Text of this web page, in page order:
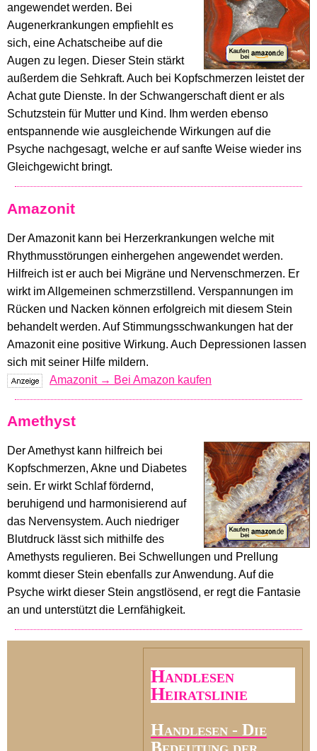
angewendet werden. Bei
Augenerkrankungen empfiehlt es
sich, eine Achatscheibe auf die
Augen zu legen. Dieser Stein stärkt
außerdem die Sehkraft. Auch bei Kopfschmerzen leistet der
Achat gute Dienste. In der Schwangerschaft dient er als
Schutzstein für Mutter und Kind. Ihm werden ebenso
entspannende wie ausgleichende Wirkungen auf die
Psyche nachgesagt, welche er auf sanfte Weise wieder ins
Gleichgewicht bringt.
Amazonit
Der Amazonit kann bei Herzerkrankungen welche mit
Rhythmusstörungen einhergehen angewendet werden.
Hilfreich ist er auch bei Migräne und Nervenschmerzen. Er
wirkt im Allgemeinen schmerzstillend. Verspannungen im
Rücken und Nacken können erfolgreich mit diesem Stein
behandelt werden. Auf Stimmungsschwankungen hat der
Amazonit eine positive Wirkung. Auch Depressionen lassen
sich mit seiner Hilfe mildern.
Amazonit → Bei Amazon kaufen
Amethyst
Der Amethyst kann hilfreich bei
Kopfschmerzen, Akne und Diabetes
sein. Er wirkt Schlaf fördernd,
beruhigend und harmonisierend auf
das Nervensystem. Auch niedriger
Blutdruck lässt sich mithilfe des
Amethysts regulieren. Bei Schwellungen und Prellung
kommt dieser Stein ebenfalls zur Anwendung. Auf die
Psyche wirkt dieser Stein angstlösend, er regt die Fantasie
an und unterstützt die Lernfähigkeit.
Handlesen
Heiratslinie
Handlesen - Die